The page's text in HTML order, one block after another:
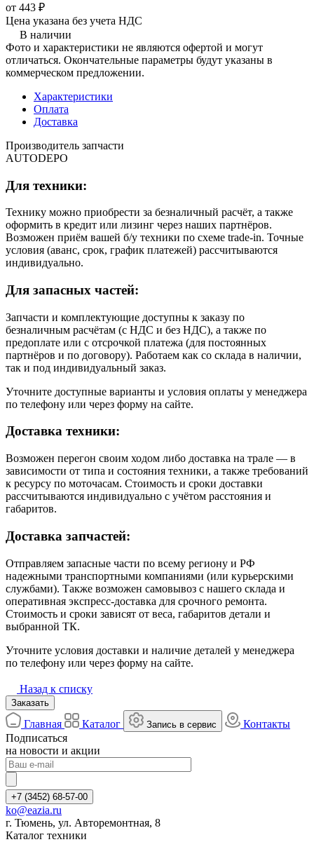
от 443 ₽
Цена указана без учета НДС
В наличии
Фото и характеристики не являются офертой и могут
отличаться. Окончательные параметры будут указаны в
коммерческом предложении.
Характеристики
Оплата
Доставка
Производитель запчасти
AUTODEPO
Для техники:
Технику можно приобрести за безналичный расчёт, а также
оформить в кредит или лизинг через наших партнёров.
Возможен приём вашей б/у техники по схеме trade-in. Точные
условия (аванс, срок, график платежей) рассчитываются
индивидуально.
Для запасных частей:
Запчасти и комплектующие доступны к заказу по
безналичным расчётам (с НДС и без НДС), а также по
предоплате или с отсрочкой платежа (для постоянных
партнёров и по договору). Работаем как со склада в наличии,
так и под индивидуальный заказ.
Уточните доступные варианты и условия оплаты у менеджера
по телефону или через форму на сайте.
Доставка техники:
Возможен перегон своим ходом либо доставка на трале — в
зависимости от типа и состояния техники, а также требований
к ресурсу по моточасам. Стоимость и сроки доставки
рассчитываются индивидуально с учётом расстояния и
габаритов.
Доставка запчастей:
Отправляем запасные части по всему региону и РФ
надежными транспортными компаниями (или курьерскими
службами). Также возможен самовывоз с нашего склада и
оперативная экспресс-доставка для срочного ремонта.
Стоимость и сроки зависят от веса, габаритов детали и
выбранной ТК.
Уточните условия доставки и наличие деталей у менеджера
по телефону или через форму на сайте.
Назад к списку
Заказать
Главная Каталог Запись в сервис
Контакты
Подписаться
на новости и акции
+7 (3452) 68-57-00
ko@eazia.ru
г. Тюмень, ул. Авторемонтная, 8
Каталог техники